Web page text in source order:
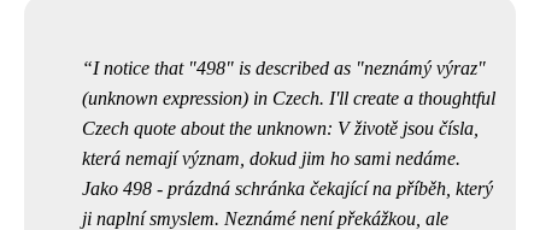
I notice that "498" is described as "neznámý výraz"
(unknown expression) in Czech. I'll create a thoughtful
Czech quote about the unknown: V životě jsou čísla,
která nemají význam, dokud jim ho sami nedáme.
Jako 498 - prázdná schránka čekající na příběh, který
ji naplní smyslem. Neznámé není překážkou, ale